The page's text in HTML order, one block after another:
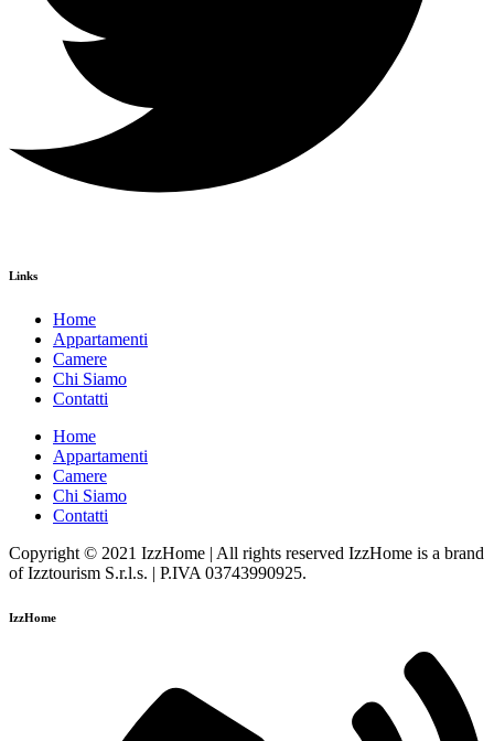
Links
Home
Appartamenti
Camere
Chi Siamo
Contatti
Home
Appartamenti
Camere
Chi Siamo
Contatti
Copyright © 2021 IzzHome | All rights reserved IzzHome is a brand
of Izztourism S.r.l.s. | P.IVA 03743990925.
IzzHome